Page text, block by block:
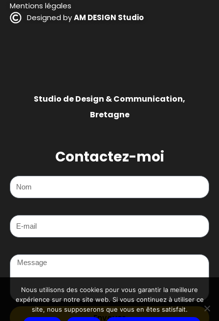
Mentions légales
Designed byAM DESIGN Studio
Studio de Design & Communication,
Bretagne
Contactez-moi
Envoyer
Nous utilisons des cookies pour vous garantir la meilleure
expérience sur notre site web. Si vous continuez à utiliser ce
site, nous supposerons que vous en êtes satisfait.